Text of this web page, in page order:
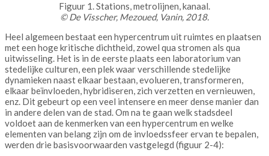
Figuur 1. Stations, metrolijnen, kanaal.
© De Visscher, Mezoued, Vanin, 2018.
Heel algemeen bestaat een hypercentrum uit ruimtes en plaatsen
met een hoge kritische dichtheid, zowel qua stromen als qua
uitwisseling. Het is in de eerste plaats een laboratorium van
stedelijke culturen, een plek waar verschillende stedelijke
dynamieken naast elkaar bestaan, evolueren, transformeren,
elkaar beïnvloeden, hybridiseren, zich verzetten en vernieuwen,
enz. Dit gebeurt op een veel intensere en meer dense manier dan
in andere delen van de stad. Om na te gaan welk stadsdeel
voldoet aan de kenmerken van een hypercentrum en welke
elementen van belang zijn om de invloedssfeer ervan te bepalen,
werden drie basisvoorwaarden vastgelegd (figuur 2-4):